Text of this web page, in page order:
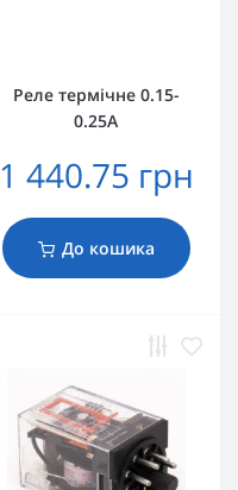
Реле термічне 0.15-
0.25А
1 440.75 грн
До кошика